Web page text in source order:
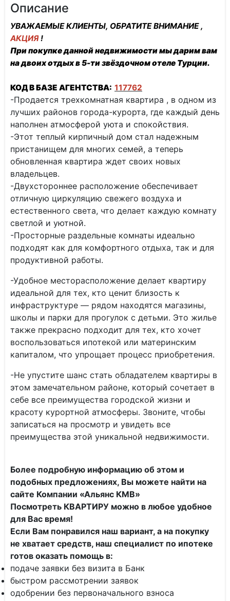
Описание
УВАЖАЕМЫЕ КЛИЕНТЫ, ОБРАТИТЕ ВНИМАНИЕ ,
АКЦИЯ !
При покупке данной недвижимости мы дарим вам
на двоих отдых в 5-ти звёздочном отеле Турции.
КОД В БАЗЕ АГЕНТСТВА: 117762
-Продается трехкомнатная квартира , в одном из
лучших районов города-курорта, где каждый день
наполнен атмосферой уюта и спокойствия.
-Этот теплый кирпичный дом стал надежным
пристанищем для многих семей, а теперь
обновленная квартира ждет своих новых
владельцев.
-Двухстороннее расположение обеспечивает
отличную циркуляцию свежего воздуха и
естественного света, что делает каждую комнату
светлой и уютной.
-Просторные раздельные комнаты идеально
подходят как для комфортного отдыха, так и для
продуктивной работы.
-Удобное месторасположение делает квартиру
идеальной для тех, кто ценит близость к
инфраструктуре — рядом находятся магазины,
школы и парки для прогулок с детьми. Это жилье
также прекрасно подходит для тех, кто хочет
воспользоваться ипотекой или материнским
капиталом, что упрощает процесс приобретения.
-Не упустите шанс стать обладателем квартиры в
этом замечательном районе, который сочетает в
себе все преимущества городской жизни и
красоту курортной атмосферы. Звоните, чтобы
записаться на просмотр и увидеть все
преимущества этой уникальной недвижимости.
Более подробную информацию об этом и
подобных предложениях, Вы можете найти на
сайте Компании «Альянс КМВ»
Посмотреть КВАРТИРУ можно в любое удобное
для Вас время!
Если Вам понравился наш вариант, а на покупку
не хватает средств, наш специалист по ипотеке
готов оказать помощь в:
подаче заявки без визита в Банк
быстром рассмотрении заявок
одобрении без первоначального взноса